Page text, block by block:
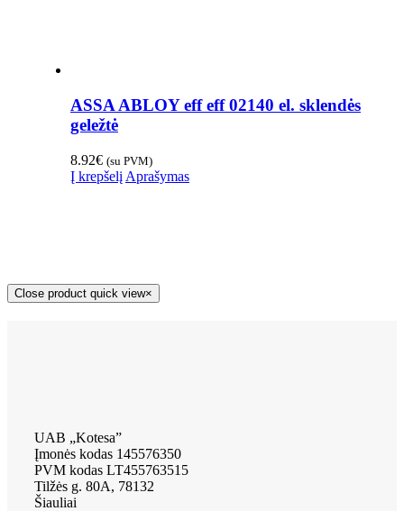
ASSA ABLOY eff eff 02140 el. sklendės
geležtė
8.92€ (su PVM)
Į krepšelį Aprašymas
Close product quick view×
UAB „Kotesa”
Įmonės kodas 145576350
PVM kodas LT455763515
Tilžės g. 80A, 78132
Šiauliai